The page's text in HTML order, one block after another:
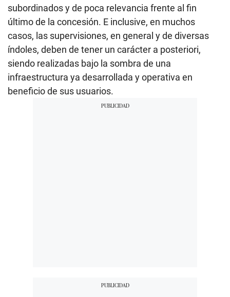
subordinados y de poca relevancia frente al fin
último de la concesión. E inclusive, en muchos
casos, las supervisiones, en general y de diversas
índoles, deben de tener un carácter a posteriori,
siendo realizadas bajo la sombra de una
infraestructura ya desarrollada y operativa en
beneficio de sus usuarios.